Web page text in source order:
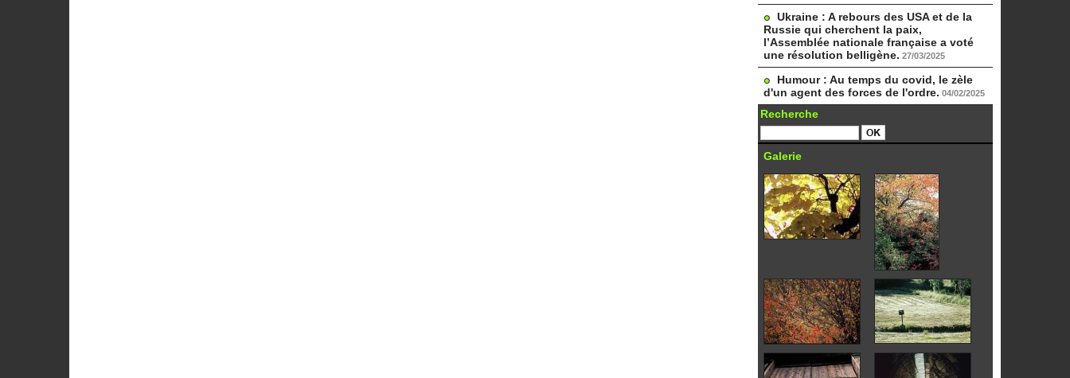
Ukraine : A rebours des USA et de la
Russie qui cherchent la paix,
l’Assemblée nationale française a voté
une résolution belligène. 27/03/2025
Humour : Au temps du covid, le zèle
d'un agent des forces de l'ordre. 04/02/2025
Recherche
Galerie